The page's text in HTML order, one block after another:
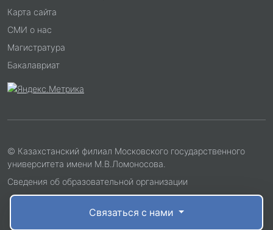
Карта сайта
СМИ о нас
Магистратура
Бакалавриат
© Казахстанский филиал Московского государственного
университета имени М.В.Ломоносова.
Сведения об образовательной организации
Связаться с нами